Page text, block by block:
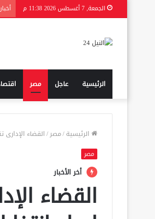
الجمعة, 7 أغسطس 2026 11:38 م
الرئيسية عاجل مصر
الرئيسية/مصر/القضاء
مصر
أخر الأخبار
القضاء